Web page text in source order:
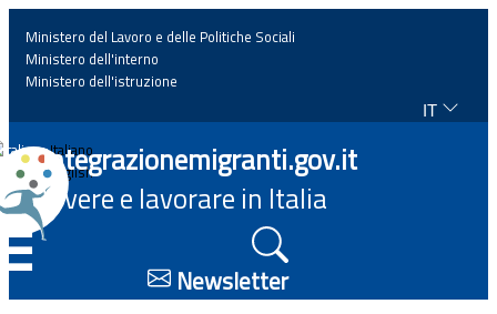
Home
News
Approfondimenti
Ministero del Lavoro e delle Politiche Sociali
Ministero dell'interno
Ministero dell'istruzione
IT
Italiano
English
Integrazionemigranti.gov.it
Vivere e lavorare in Italia
Newsletter